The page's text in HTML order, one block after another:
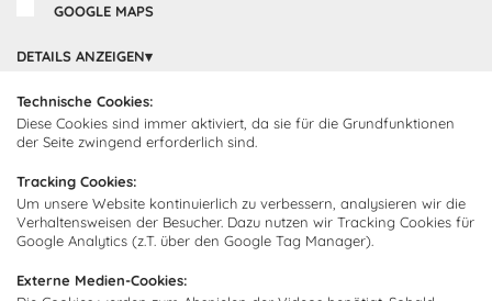
GOOGLE MAPS
DETAILS ANZEIGEN
Technische Cookies:
Diese Cookies sind immer aktiviert, da sie für die Grundfunktionen
der Seite zwingend erforderlich sind.
Tracking Cookies:
Um unsere Website kontinuierlich zu verbessern, analysieren wir die
Verhaltensweisen der Besucher. Dazu nutzen wir Tracking Cookies für
Google Analytics (z.T. über den Google Tag Manager).
Externe Medien-Cookies:
Newsletter und empfangen Sie
Ich bin damit einverstanden, dass Cocooning24 mich regelmäßig
Diese Einwilligung kann jederzeit widerrufen werden. Einzelheiten
sind in derDatenschutzrichtliniezu finden.
Abonnieren